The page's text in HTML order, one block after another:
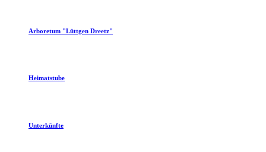
Arboretum "Lüttgen Dreetz"
Heimatstube
Unterkünfte